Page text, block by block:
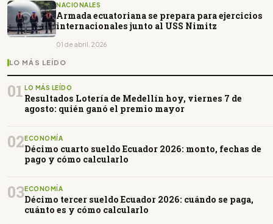
NACIONALES
Armada ecuatoriana se prepara para ejercicios
internacionales junto al USS Nimitz
01 de abril, 2026
LO MÁS LEÍDO
01 LO MÁS LEÍDO
Resultados Lotería de Medellín hoy, viernes 7 de
agosto: quién ganó el premio mayor
02ECONOMÍA
Décimo cuarto sueldo Ecuador 2026: monto, fechas de
pago y cómo calcularlo
03ECONOMÍA
Décimo tercer sueldo Ecuador 2026: cuándo se paga,
cuánto es y cómo calcularlo